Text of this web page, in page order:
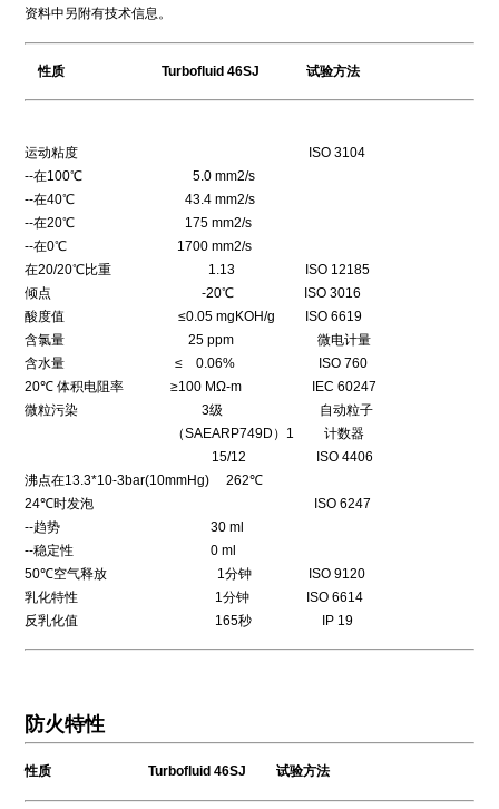
资料中另附有技术信息。
性质 Turbofluid 46SJ 试验方法
运动粘度 ISO 3104
--在100℃ 5.0 mm2/s
--在40℃ 43.4 mm2/s
--在20℃ 175 mm2/s
--在0℃ 1700 mm2/s
在20/20℃比重 1.13 ISO 12185
倾点 -20℃ ISO 3016
酸度值 ≤0.05 mgKOH/g ISO 6619
含氯量 25 ppm 微电计量
含水量 ≤ 0.06% ISO 760
20℃ 体积电阻率 ≥100 MΩ-m IEC 60247
微粒污染 3级 自动粒子
（SAEARP749D）1 计数器
15/12 ISO 4406
沸点在13.3*10-3bar(10mmHg) 262℃
24℃时发泡 ISO 6247
--趋势 30 ml
--稳定性 0 ml
50℃空气释放 1分钟 ISO 9120
乳化特性 1分钟 ISO 6614
反乳化值 165秒 IP 19
防火特性
性质 Turbofluid 46SJ 试验方法